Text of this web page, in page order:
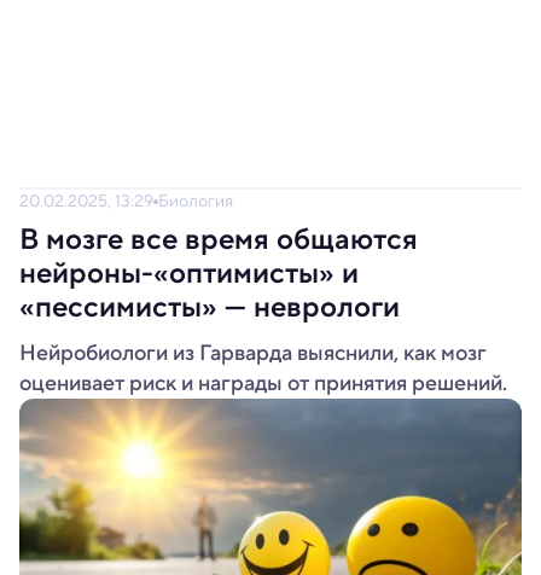
20.02.2025, 13:29 Биология
В мозге все время общаются
нейроны-«оптимисты» и
«пессимисты» — неврологи
Нейробиологи из Гарварда выяснили, как мозг
оценивает риск и награды от принятия решений.